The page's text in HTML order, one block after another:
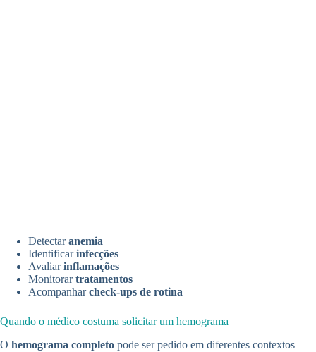
Detectaranemia
Identificarinfecções
Avaliarinflamações
Monitorartratamentos
Acompanharcheck-ups de rotina
Quando o médico costuma solicitar um hemograma
O hemograma completo pode ser pedido em diferentes contextos